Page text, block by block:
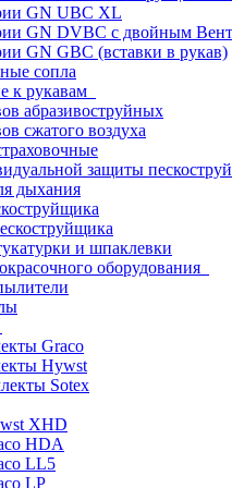
GN UBC XL
GN DVBC с двойным
GN GBC (вставки в рукав)
сопла
к рукавам
абразивоструйных
сжатого воздуха
защиты
дыхания
и шпаклевки
оборудования
Graco
Hywst
Sotex
XHD
HDA
LL5
LP